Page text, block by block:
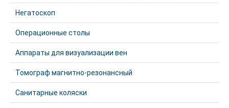
Негатоскоп
Операционные столы
Аппараты для визуализации вен
Томограф магнитно-резонансный
Санитарные коляски